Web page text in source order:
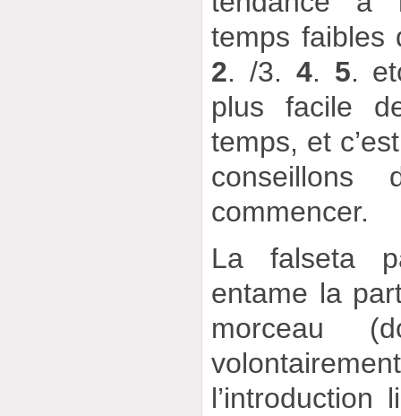
temps
2. /3. 4. 5.
plus facile
temps, et
conseillons
commencer.
La falseta
entame la
morceau
l’introduction